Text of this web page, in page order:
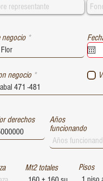
negocio
negocio
derechos
Años
funcionando
Mt2 totales Pisos